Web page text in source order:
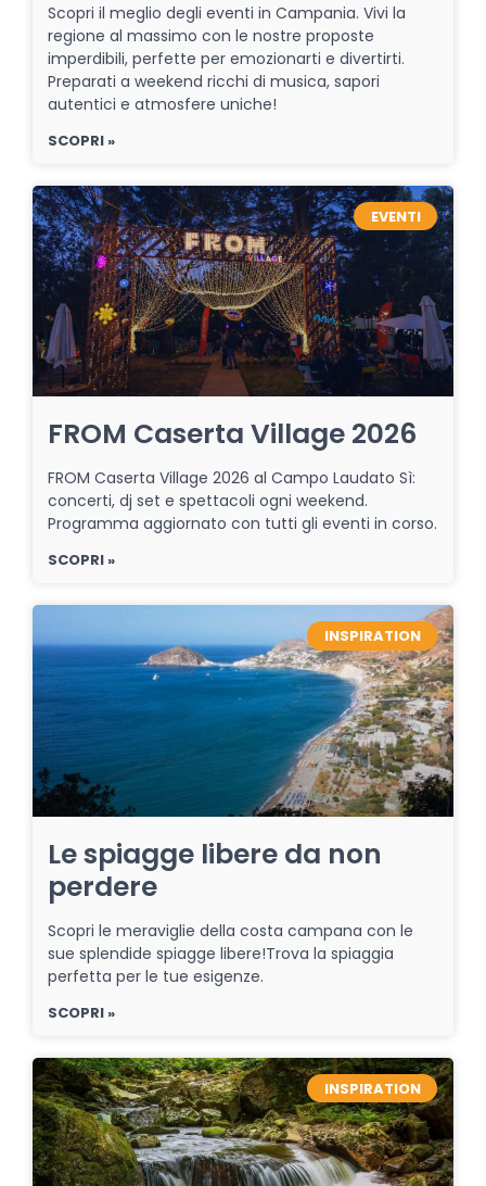
Scopri il meglio degli eventi in Campania. Vivi la
regione al massimo con le nostre proposte
imperdibili, perfette per emozionarti e divertirti.
Preparati a weekend ricchi di musica, sapori
autentici e atmosfere uniche!
SCOPRI »
EVENTI
FROM Caserta Village 2026
FROM Caserta Village 2026 al Campo Laudato Sì:
concerti, dj set e spettacoli ogni weekend.
Programma aggiornato con tutti gli eventi in corso.
SCOPRI »
INSPIRATION
Le spiagge libere da non
perdere
Scopri le meraviglie della costa campana con le
sue splendide spiagge libere!Trova la spiaggia
perfetta per le tue esigenze.
SCOPRI »
INSPIRATION